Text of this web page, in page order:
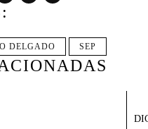
DELGADO SEP